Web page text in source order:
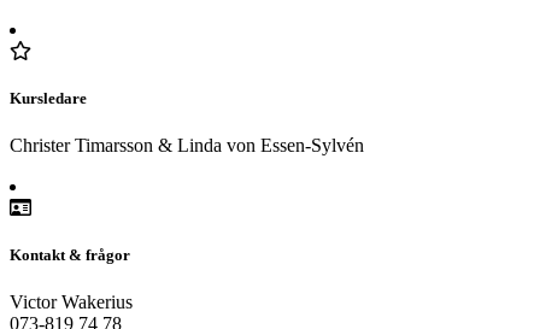
Kursledare
Christer Timarsson & Linda von Essen-Sylvén
Kontakt & frågor
Victor Wakerius
073-819 74 78